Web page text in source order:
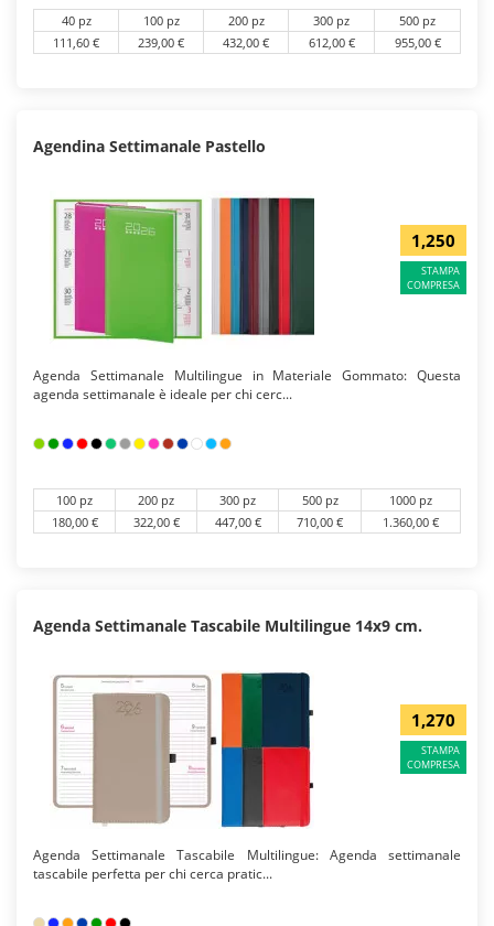
40 pz 100 pz 200 pz 300 pz
500 pz
111,60 €
239,00 € 432,00 € 612,00 € 955,00 €
Agendina Settimanale Pastello
1,250
STAMPA
COMPRESA
Agenda Settimanale Multilingue in Materiale Gommato: Questa
agenda settimanale è ideale per chi cerc...
100 pz 200 pz 300 pz 500 pz
1000 pz
180,00 €
322,00 € 447,00 € 710,00 € 1.360,00 €
Agenda Settimanale Tascabile Multilingue 14x9 cm.
1,270
STAMPA
COMPRESA
Agenda Settimanale Tascabile Multilingue: Agenda settimanale
tascabile perfetta per chi cerca pratic...